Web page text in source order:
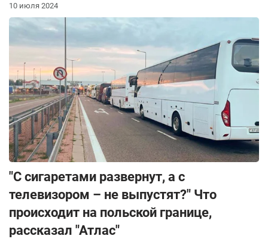
10 июля 2024
"С сигаретами развернут, а с
телевизором – не выпустят?" Что
происходит на польской границе,
рассказал "Атлас"